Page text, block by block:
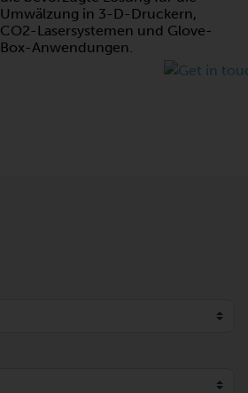
Umwälzung in 3-D-Druckern,
CO2-Lasersystemen und Glove-
Box-Anwendungen.